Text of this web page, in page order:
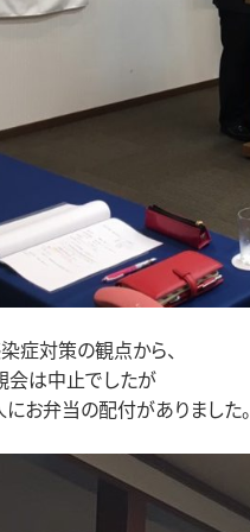
症対策の観点から、
会は中止でしたが
お弁当の配付がありました。